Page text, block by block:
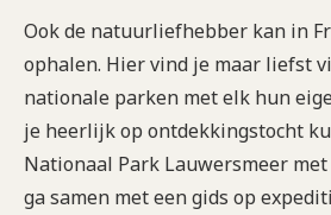
Ook de natuurliefhebber kan in
ophalen. Hier vind je maar liefst
nationale parken met elk hun
je heerlijk op ontdekkingstocht
Nationaal Park Lauwersmeer met
ga samen met een gids op